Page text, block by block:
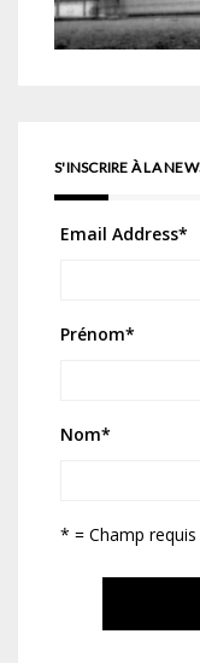
S'INSCRIRE À LA
Email Address*
Prénom*
Nom*
* = Champ requis